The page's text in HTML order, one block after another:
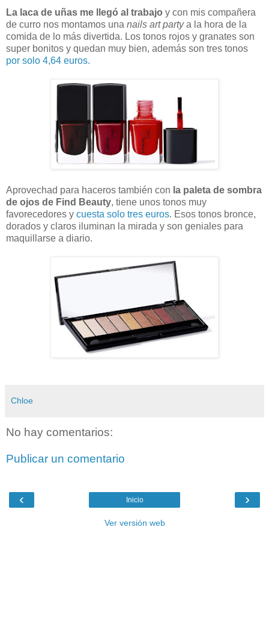
La laca de uñas me llegó al trabajo y con mis compañera
de curro nos montamos una nails art partya la hora de la
comida de lo más divertida. Los tonos rojos y granates son
super bonitos y quedan muy bien, además son tres tonos
por solo 4,64 euros.
Aprovechad para haceros también con la paleta de sombra
de ojos de Find Beauty, tiene unos tonos muy
favorecedores y cuesta solo tres euros. Esos tonos bronce,
dorados y claros iluminan la mirada y son geniales para
maquillarse a diario.
Chloe
No hay comentarios:
Publicar un comentario
‹ ›
Inicio
Ver versión web